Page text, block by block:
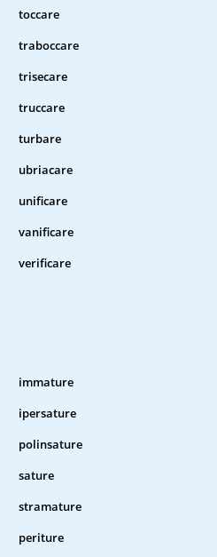
toccare
traboccare
trisecare
truccare
turbare
ubriacare
unificare
vanificare
verificare
immature
ipersature
polinsature
sature
stramature
periture